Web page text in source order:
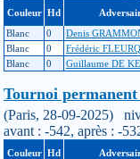
Couleur Hd
Blanc
0 Denis
Blanc
0 Frédéric
Blanc
0 Guillaume DE
Tournoi
(Paris, 28-09-2025)
avant : -542, après : -
Couleur Hd